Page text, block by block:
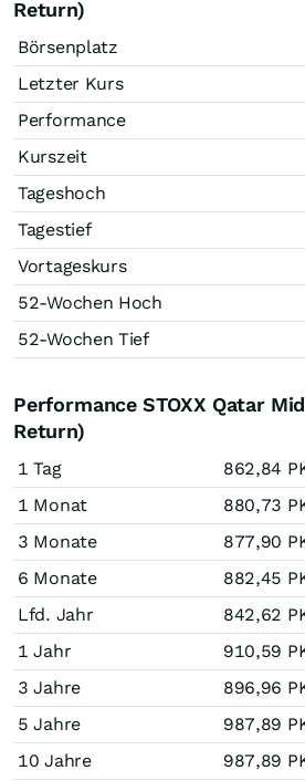
Return)
Börsenplatz
Letzter Kurs
Performance
Kurszeit
Tageshoch
Tagestief
Vortageskurs
52-Wochen Hoch
52-Wochen Tief
Performance STOXX Qatar
Return)
1 Tag 862,84
1 Monat
880,73
3 Monate
877,90
6 Monate
882,45
Lfd. Jahr
842,62
1 Jahr
910,59
3 Jahre
896,96
5 Jahre
987,89
10 Jahre
987,89